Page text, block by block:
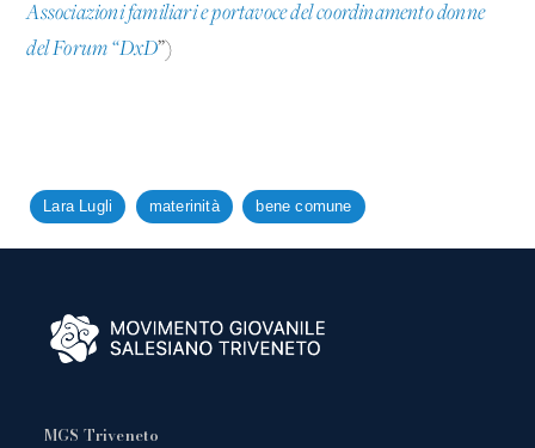
Associazioni familiari e portavoce del coordinamento donne
del Forum “DxD”)
Lara Lugli materinità bene comune
MGS Triveneto